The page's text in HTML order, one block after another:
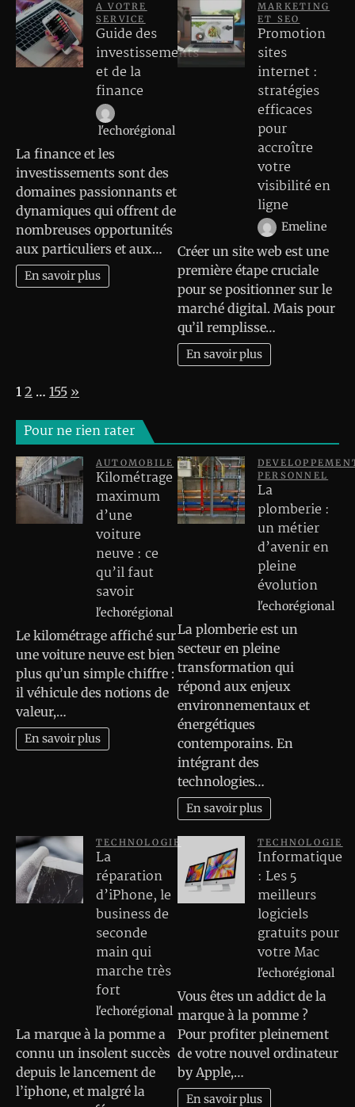
A VOTRE
SERVICE
Guide des
investissements
et de la
finance
l'echorégional
La finance et les
investissements sont des
domaines passionnants et
dynamiques qui offrent de
nombreuses opportunités
aux particuliers et aux…
En savoir plus
MARKETING
ET SEO
Promotion
sites
internet :
stratégies
efficaces
pour
accroître
votre
visibilité en
ligne
Emeline
Créer un site web est une
première étape cruciale
pour se positionner sur le
marché digital. Mais pour
qu’il remplisse…
En savoir plus
Page:
1 2 … 155 Next
»
Pour ne rien rater
AUTOMOBILE
Kilométrage
maximum
d’une
voiture
neuve : ce
qu’il faut
savoir
l'echorégional
Le kilométrage affiché sur
une voiture neuve est bien
plus qu’un simple chiffre :
il véhicule des notions de
valeur,…
En savoir plus
PERSONNEL
La
plomberie :
un métier
d’avenir en
pleine
évolution
l'echorégional
La plomberie est un
secteur en pleine
transformation qui
répond aux enjeux
environnementaux et
énergétiques
contemporains. En
intégrant des
technologies…
En savoir plus
TECHNOLOGIE
La
réparation
d’iPhone, le
business de
seconde
main qui
marche très
fort
l'echorégional
La marque à la pomme a
connu un insolent succès
depuis le lancement de
l’iphone, et malgré la
TECHNOLOGIE
Informatique
: Les 5
meilleurs
logiciels
gratuits pour
votre Mac
l'echorégional
Vous êtes un addict de la
marque à la pomme ?
Pour profiter pleinement
de votre nouvel ordinateur
by Apple,…
En savoir plus